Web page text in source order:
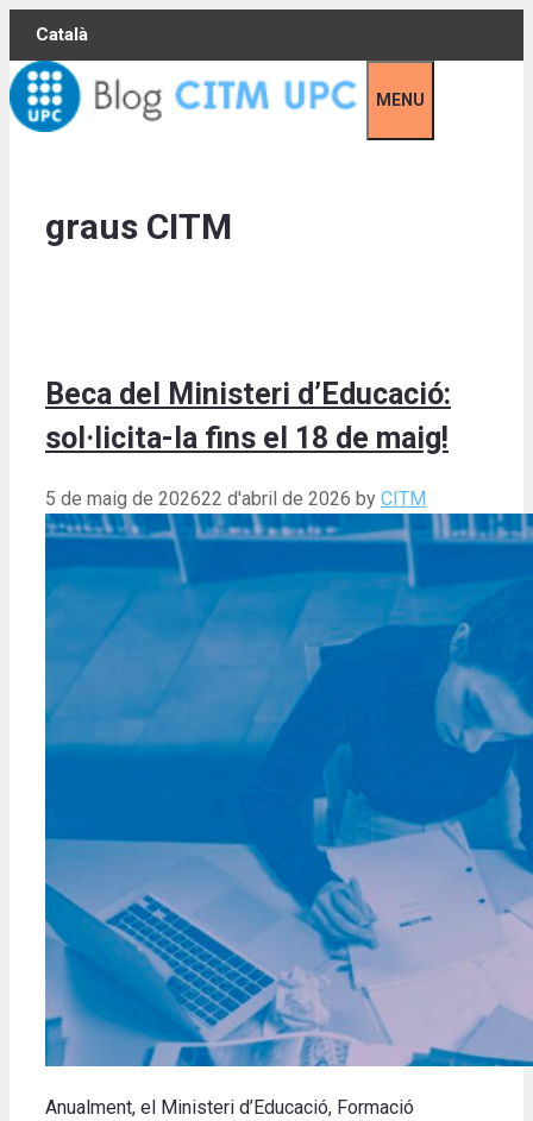
Skip
content
Català
MENU
graus CITM
Beca del Ministeri d’Educació:
sol·licita-la fins el 18 de maig!
5 de maig de 202622 d'abril de 2026 by CITM
Anualment, el Ministeri d’Educació, Formació